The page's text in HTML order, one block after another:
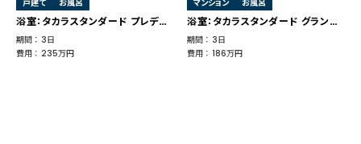
戸建て お風呂
浴室：タカラスタンダード プレデンシア
期間 ： 3日
費用 ： 235万円
マンション お風呂
浴室：タカラスタンダード グランスパ
期間 ： 3日
費用 ： 186万円